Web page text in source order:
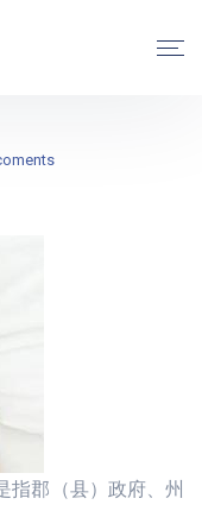
指郡（县）政府、州